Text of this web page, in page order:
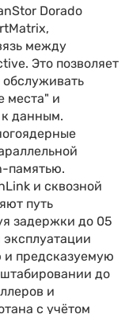
Dorado
между
Это позволяет
места" и
данным.
памятью.
и сквозной
путь
задержки до 05
предсказуемую
до
и
с учётом